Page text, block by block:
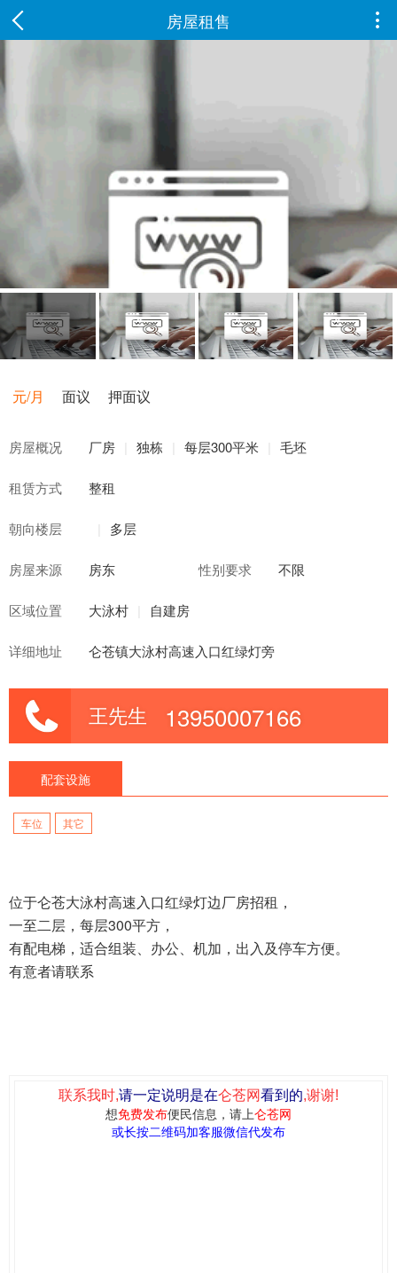
房屋租售 
元/月 面议 押面议
房屋概况 厂房 独栋 每层300平米 毛坯
租赁方式 整租
朝向楼层 多层
房屋来源 房东 性别要求 不限
区域位置 大泳村 自建房
详细地址 仑苍镇大泳村高速入口红绿灯旁
王先生 13950007166
配套设施
车位 其它
位于仑苍大泳村高速入口红绿灯边厂房招租，
一至二层，每层300平方，
有配电梯，适合组装、办公、机加，出入及停车方便。
有意者请联系
联系我时,请一定说明是在仑苍网看到的,谢谢!
想免费发布便民信息，请上仑苍网
或长按二维码加客服微信代发布